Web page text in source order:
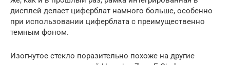
дисплей делает циферблат намного больше, особенно
при использовании циферблата с преимущественно
темным фоном.
Изогнутое стекло поразительно похоже на другие